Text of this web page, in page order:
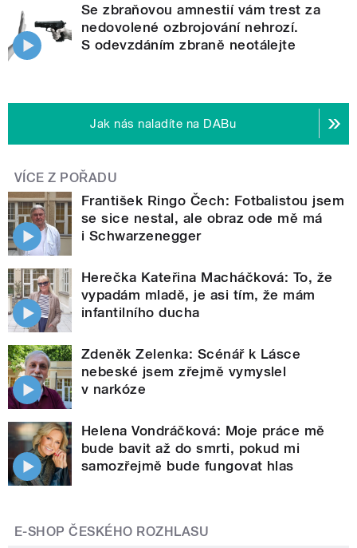
Se zbraňovou amnestií vám trest za
nedovolené ozbrojování nehrozí.
S odevzdáním zbraně neotálejte
Jak nás naladíte na DABu
VÍCE Z POŘADU
František Ringo Čech: Fotbalistou jsem
se sice nestal, ale obraz ode mě má
i Schwarzenegger
Herečka Kateřina Macháčková: To, že
vypadám mladě, je asi tím, že mám
infantilního ducha
Zdeněk Zelenka: Scénář k Lásce
nebeské jsem zřejmě vymyslel
v narkóze
Helena Vondráčková: Moje práce mě
bude bavit až do smrti, pokud mi
samozřejmě bude fungovat hlas
E-SHOP ČESKÉHO ROZHLASU